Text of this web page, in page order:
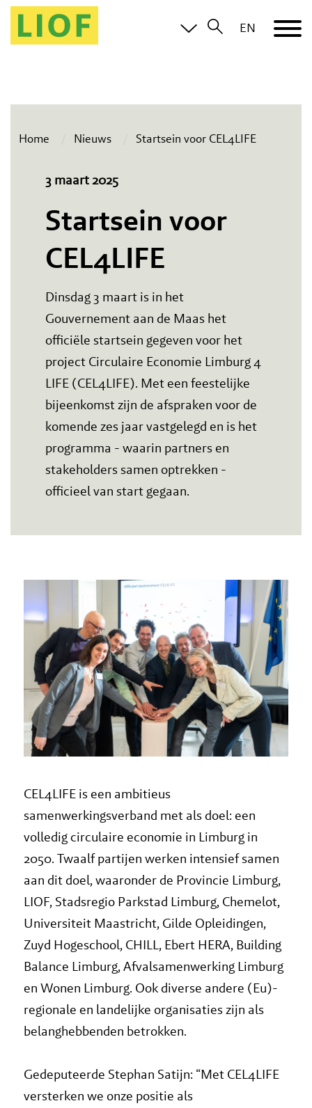
EN
Home Nieuws Startsein voor CEL4LIFE
3 maart 2025
Startsein voor
CEL4LIFE
Dinsdag 3 maart is in het
Gouvernement aan de Maas het
officiële startsein gegeven voor het
project Circulaire Economie Limburg 4
LIFE (CEL4LIFE). Met een feestelijke
bijeenkomst zijn de afspraken voor de
komende zes jaar vastgelegd en is het
programma - waarin partners en
stakeholders samen optrekken -
officieel van start gegaan.
CEL4LIFE is een ambitieus
samenwerkingsverband met als doel: een
volledig circulaire economie in Limburg in
2050. Twaalf partijen werken intensief samen
aan dit doel, waaronder de Provincie Limburg,
LIOF, Stadsregio Parkstad Limburg, Chemelot,
Universiteit Maastricht, Gilde Opleidingen,
Zuyd Hogeschool, CHILL, Ebert HERA, Building
Balance Limburg, Afvalsamenwerking Limburg
en Wonen Limburg. Ook diverse andere (Eu)-
regionale en landelijke organisaties zijn als
belanghebbenden betrokken.
Gedeputeerde Stephan Satijn: “Met CEL4LIFE
versterken we onze positie als